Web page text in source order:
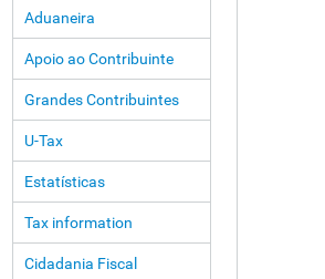
Aduaneira
Apoio ao Contribuinte
Grandes Contribuintes
U-Tax
Estatísticas
Tax information
Cidadania Fiscal